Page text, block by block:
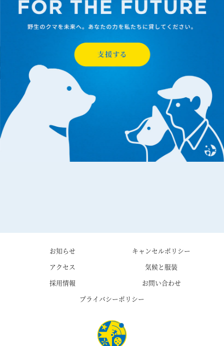
お知らせ
キャンセルポリシー
アクセス
気候と服装
採用情報
お問い合わせ
プライバシーポリシー